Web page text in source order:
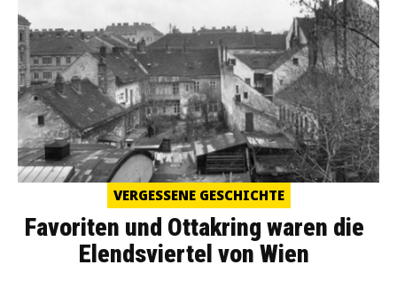
VERGESSENE GESCHICHTE
Favoriten und Ottakring waren die
Elendsviertel von Wien